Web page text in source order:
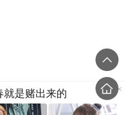
就是赌出来的